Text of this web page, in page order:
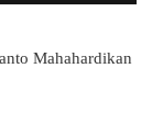
Mahahardikan